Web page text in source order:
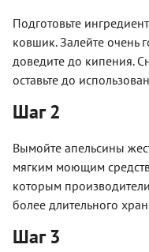
Подготовьте
ковшик. Залейте очень
доведите до кипения.
оставьте до
Шаг 2
Вымойте апельсины
мягким моющим
которым
более длительного
Шаг 3